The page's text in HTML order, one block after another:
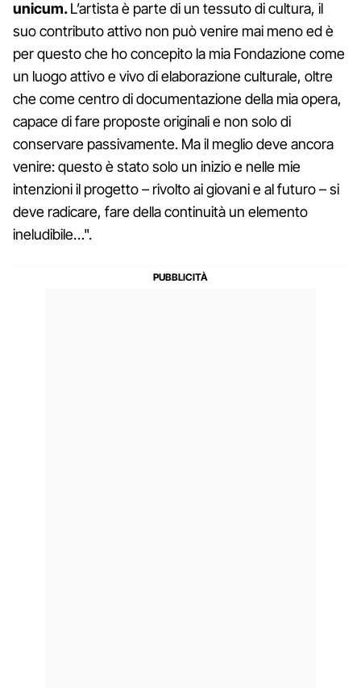
unicum.L’artista è parte di un tessuto di cultura, il
suo contributo attivo non può venire mai meno ed è
per questo che ho concepito la mia Fondazione come
un luogo attivo e vivo di elaborazione culturale, oltre
che come centro di documentazione della mia opera,
capace di fare proposte originali e non solo di
conservare passivamente. Ma il meglio deve ancora
venire: questo è stato solo un inizio e nelle mie
intenzioni il progetto – rivolto ai giovani e al futuro – si
deve radicare, fare della continuità un elemento
ineludibile…".